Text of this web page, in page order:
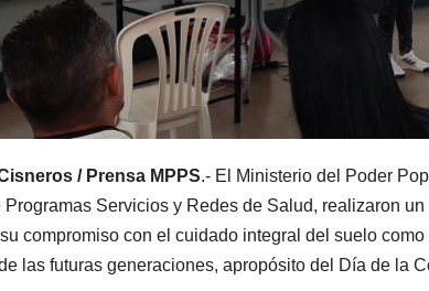
/ Prensa MPPS.- El Ministerio del Poder
Programas Servicios y Redes de Salud, realizaron
compromiso con el cuidado integral del suelo
las futuras generaciones, apropósito del Día de la